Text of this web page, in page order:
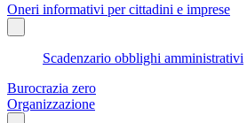
Oneri informativi per cittadini e imprese
Scadenzario obblighi amministrativi
Burocrazia zero
Organizzazione